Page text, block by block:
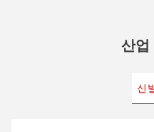
산업
신